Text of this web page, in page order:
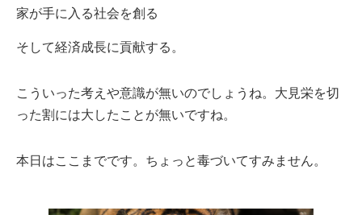
家が手に入る社会を創る
そして経済成長に貢献する。
こういった考えや意識が無いのでしょうね。大見栄を切
った割には大したことが無いですね。
本日はここまでです。ちょっと毒づいてすみません。